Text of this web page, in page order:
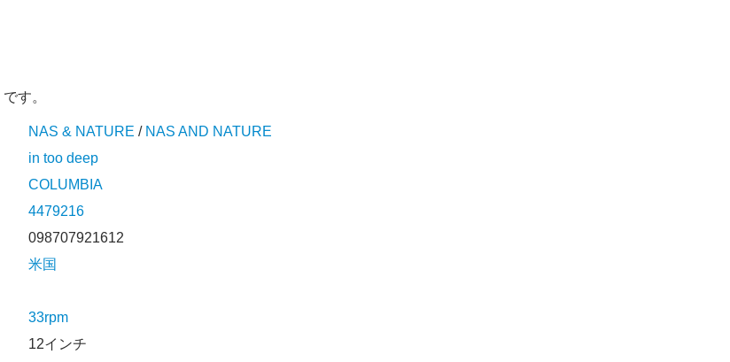
です。
NAS & NATURE / NAS AND NATURE
in too deep
COLUMBIA
4479216
098707921612
米国
33rpm
12インチ